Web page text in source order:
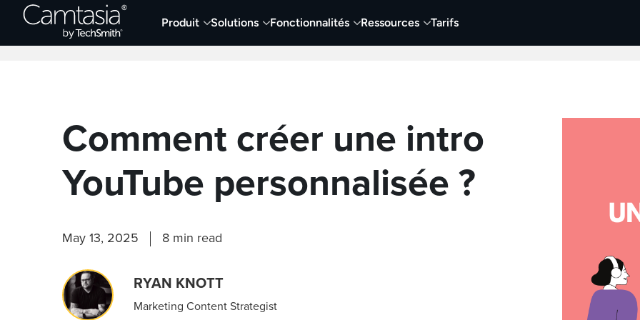
Passer
directement
Produit Solutions Fonctionnalités Ressources Tarifs
Derniers articles Capture et enregistrement vidéo Vidéo Visuels
Comment créer une intro
YouTube personnalisée ?
May 13, 2025 8 min read
RYAN KNOTT
Marketing Content Strategist